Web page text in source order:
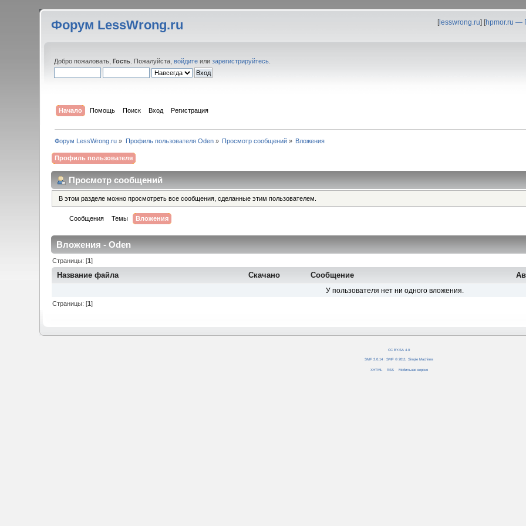
Форум LessWrong.ru [lesswrong.ru] [hpmor.ru
Добро пожаловать,Гость . Пожалуйста,войдите илизарегистрируйтесь
Начало Помощь Поиск Вход Регистрация
Форум LessWrong.ru » Профиль пользователя Oden» Просмотр сообщений » Вложения
Профиль пользователя
Просмотр сообщений
В этом разделе можно просмотреть все сообщения, сделанные этим пользователем.
Сообщения Темы Вложения
Вложения - Oden
Страницы: [1]
Название файла Скачано Сообщение
У пользователя нет ни одного вложения.
Страницы: [1]
CC BY-SA 4.0
SMF 2.0.14 SMF © 2011 Simple Machines
XHTML RSS Мобильная версия